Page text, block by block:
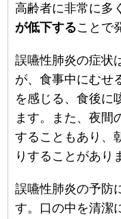
高齢者に非常に多
が低下することで
誤嚥性肺炎の症状
が、食事中にむせ
を感じる、食後に
ます。また、夜間
することもあり、
りすることがあり
誤嚥性肺炎の予防
す。口の中を清潔